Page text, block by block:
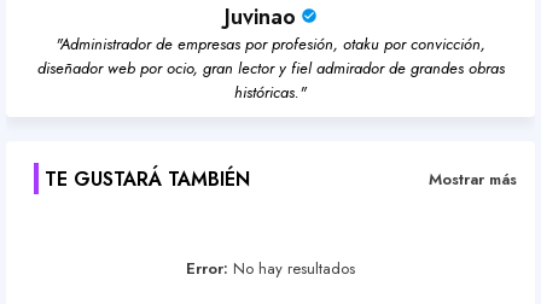
Juvinao
"Administrador de empresas por profesión, otaku por convicción,
diseñador web por ocio, gran lector y fiel admirador de grandes obras
históricas."
TE GUSTARÁ TAMBIÉN Mostrar más
Error: No hay resultados